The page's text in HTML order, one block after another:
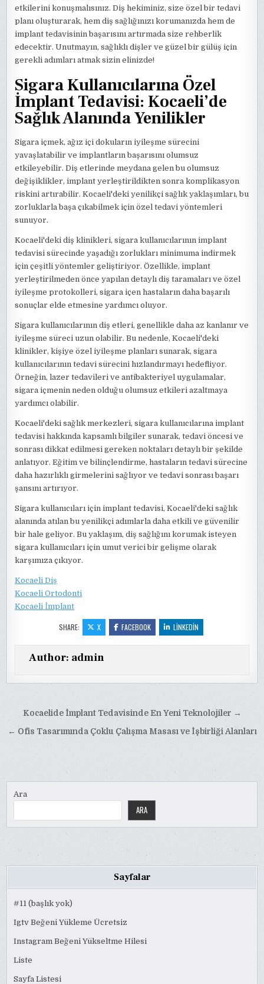
etkilerini konuşmalısınız. Diş hekiminiz, size özel bir tedavi
planı oluşturarak, hem diş sağlığınızı korumanızda hem de
implant tedavisinin başarısını artırmada size rehberlik
edecektir. Unutmayın, sağlıklı dişler ve güzel bir gülüş için
gerekli adımları atmak sizin elinizde!
Sigara Kullanıcılarına Özel
İmplant Tedavisi: Kocaeli’de
Sağlık Alanında Yenilikler
Sigara içmek, ağız içi dokuların iyileşme sürecini
yavaşlatabilir ve implantların başarısını olumsuz
etkileyebilir. Diş etlerinde meydana gelen bu olumsuz
değişiklikler, implant yerleştirildikten sonra komplikasyon
riskini artırabilir. Kocaeli'deki yenilikçi sağlık yaklaşımları, bu
zorluklarla başa çıkabilmek için özel tedavi yöntemleri
sunuyor.
Kocaeli'deki diş klinikleri, sigara kullanıcılarının implant
tedavisi sürecinde yaşadığı zorlukları minimuma indirmek
için çeşitli yöntemler geliştiriyor. Özellikle, implant
yerleştirilmeden önce yapılan detaylı diş taramaları ve özel
iyileşme protokolleri, sigara içen hastaların daha başarılı
sonuçlar elde etmesine yardımcı oluyor.
Sigara kullanıcılarının diş etleri, genellikle daha az kanlanır ve
iyileşme süreci uzun olabilir. Bu nedenle, Kocaeli'deki
klinikler, kişiye özel iyileşme planları sunarak, sigara
kullanıcılarının tedavi sürecini hızlandırmayı hedefliyor.
Örneğin, lazer tedavileri ve antibakteriyel uygulamalar,
sigara içmenin neden olduğu olumsuz etkileri azaltmaya
yardımcı olabilir.
Kocaeli'deki sağlık merkezleri, sigara kullanıcılarına implant
tedavisi hakkında kapsamlı bilgiler sunarak, tedavi öncesi ve
sonrası dikkat edilmesi gereken noktaları detaylı bir şekilde
anlatıyor. Eğitim ve bilinçlendirme, hastaların tedavi sürecine
daha hazırlıklı girmelerini sağlıyor ve tedavi sonrası başarı
şansını artırıyor.
Sigara kullanıcıları için implant tedavisi, Kocaeli'deki sağlık
alanında atılan bu yenilikçi adımlarla daha etkili ve güvenilir
bir hale geliyor. Bu yaklaşım, diş sağlığını korumak isteyen
sigara kullanıcıları için umut verici bir gelişme olarak
karşımıza çıkıyor.
Kocaeli Diş
Kocaeli Ortodonti
Kocaeli İmplant
SHARE: X FACEBOOK LINKEDIN
Author: admin
Yazı
gezinmesi
Kocaelide İmplant Tedavisinde En Yeni Teknolojiler →
← Ofis Tasarımında Çoklu Çalışma Masası ve İşbirliği Alanları
Ara
ARA
Sayfalar
#11 (başlık yok)
Igtv Beğeni Yükleme Ücretsiz
Instagram Beğeni Yükseltme Hilesi
Liste
Sayfa Listesi